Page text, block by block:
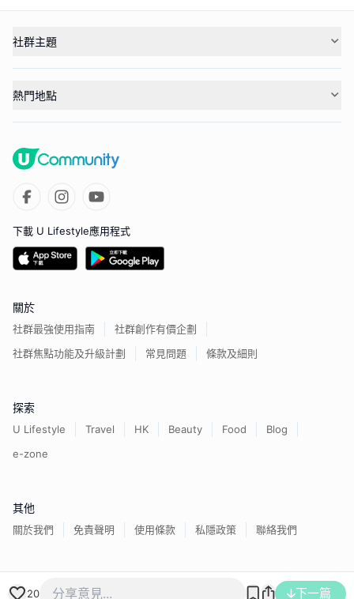
20 下一篇
社群主題
熱門地點
下載 U Lifestyle應用程式
關於
社群最強使用指南
社群創作有價企劃
社群焦點功能及升級計劃
常見問題 條款及細則
探索
U Lifestyle Travel HK Beauty Food
Blog
e-zone
其他
關於我們 免責聲明 使用條款 私隱政策 聯絡我們
香港經濟日報版權所有©